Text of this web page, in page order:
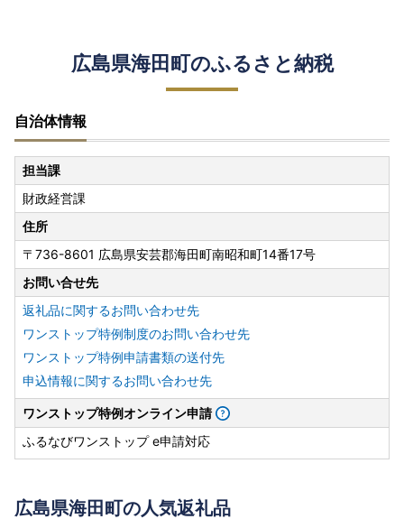
広島県海田町のふるさと納税
自治体情報
担当課
財政経営課
住所
〒736-8601 広島県安芸郡海田町南昭和町14番17号
お問い合せ先
返礼品に関するお問い合わせ先
ワンストップ特例制度のお問い合わせ先
ワンストップ特例申請書類の送付先
申込情報に関するお問い合わせ先
ワンストップ特例オンライン申請
ふるなびワンストップ e申請対応
広島県海田町の人気返礼品